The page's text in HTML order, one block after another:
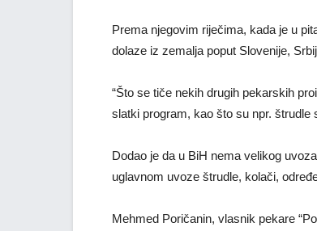
Prema njegovim riječima, kada je u
dolaze iz zemalja poput Slovenije,
“Što se tiče nekih drugih pekarskih
slatki program, kao što su npr. štrudle
Dodao je da u BiH nema velikog
uglavnom uvoze štrudle, kolači,
Mehmed Poričanin, vlasnik pekare